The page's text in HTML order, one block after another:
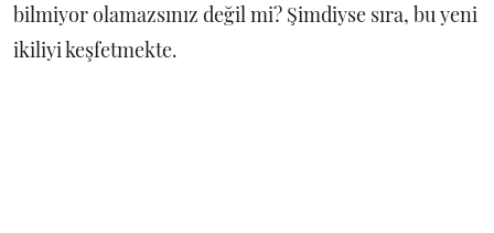
bilmiyor olamazsınız değil mi? Şimdiyse sıra, bu yeni
ikiliyi keşfetmekte.